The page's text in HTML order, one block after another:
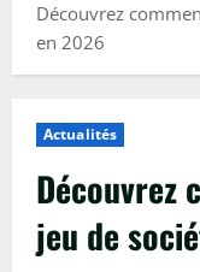
Découvrez
en 2026
Actualités
Découvrez
jeu de